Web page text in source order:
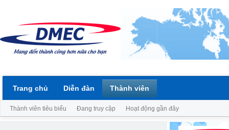
Trang chủ Diễn đàn Thành viên
Thành viên tiêu biểu Đang truy cập Hoạt động gần đây